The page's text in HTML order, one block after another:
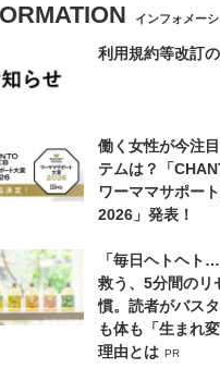
インフォメー
利用規約等改訂
働く女性が今注
テムは？「
ワーママサポー
2026」発表！
「毎日ヘトヘト
救う、5分間のリ
慣。読者がバス
も体も「生まれ変
理由とは PR